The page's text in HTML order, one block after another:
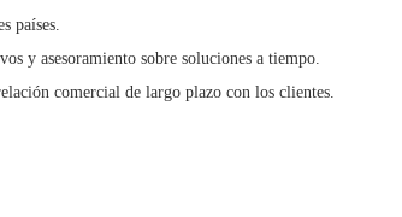
países.
y asesoramiento sobre soluciones a tiempo.
comercial de largo plazo con los clientes.